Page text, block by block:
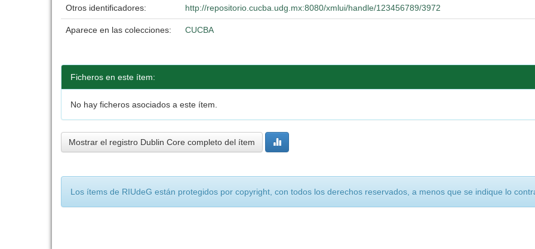
Otros identificadores: http://repositorio.cucba.udg.mx:8080/xmlui/handle/123456789/3972
Aparece en las colecciones: CUCBA
Ficheros en este ítem:
No hay ficheros asociados a este ítem.
Mostrar el registro Dublin Core completo del ítem
Los ítems de RIUdeG están protegidos por copyright, con todos los derechos reservados, a menos que se indique lo